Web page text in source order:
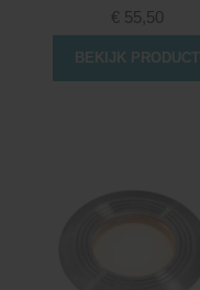
€ 55,50
BEKIJK PRODUCT